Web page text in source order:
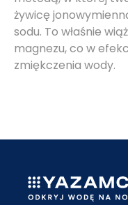
żywicę
sodu. To właśnie
magnezu, co w
zmiękczenia wody.